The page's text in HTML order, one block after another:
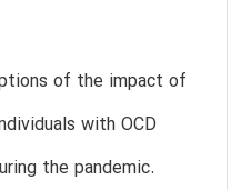
of the impact of
with OCD
the pandemic.